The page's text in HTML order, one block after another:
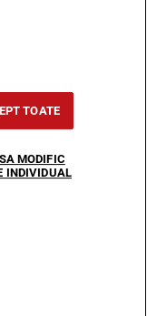
TOATE
MODIFIC
INDIVIDUAL